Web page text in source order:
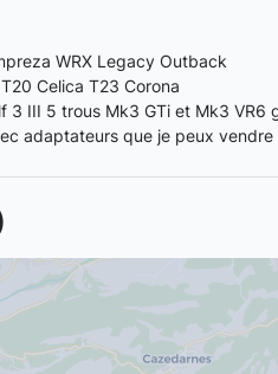
WRX Legacy Outback
Celica T23 Corona
3 III 5 trous Mk3 GTi et Mk3
adaptateurs que je peux